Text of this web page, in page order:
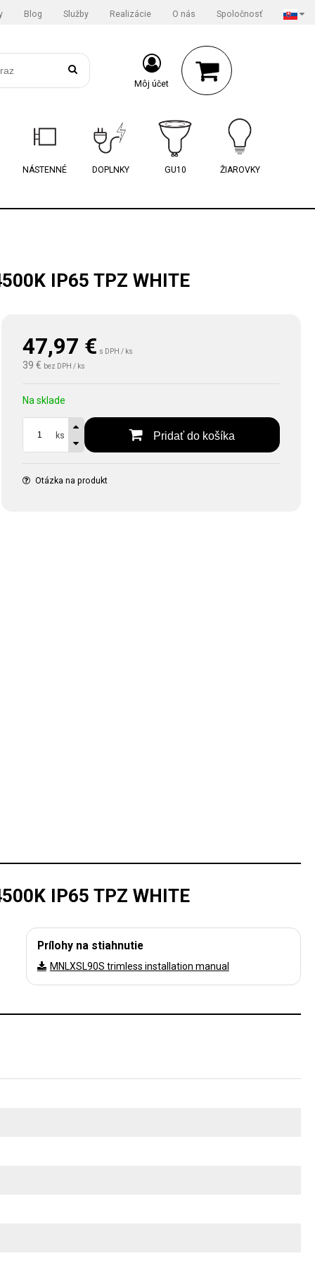
Blog Služby Realizácie O nás Spoločnosť
Môj účet
NÁSTENNÉ DOPLNKY GU10 ŽIAROVKY
IP65 TPZ WHITE
47,97 € s DPH / ks
39 € bez DPH / ks
Na sklade
ks Pridať do košíka
Otázka na produkt
IP65 TPZ WHITE
Prílohy na stiahnutie
MNLXSL90S trimless installation manual